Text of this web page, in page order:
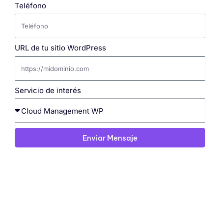
Teléfono
URL de tu sitio WordPress
Servicio de interés
Enviar Mensaje